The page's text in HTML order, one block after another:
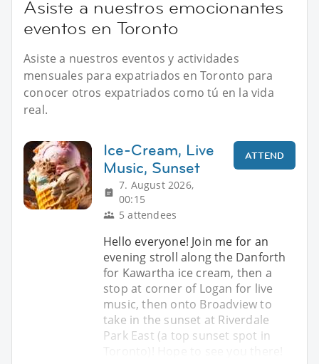
Asiste a nuestros emocionantes
eventos en Toronto
Asiste a nuestros eventos y actividades
mensuales para expatriados en Toronto para
conocer otros expatriados como tú en la vida
real.
Ice-Cream, Live
Music, Sunset
7. August 2026,
00:15
5 attendees
ATTEND
Hello everyone! Join me for an
evening stroll along the Danforth
for Kawartha ice cream, then a
stop at corner of Logan for live
music, then onto Broadview to
take in the sunset at Riverdale
Park East (a top sunset spot in